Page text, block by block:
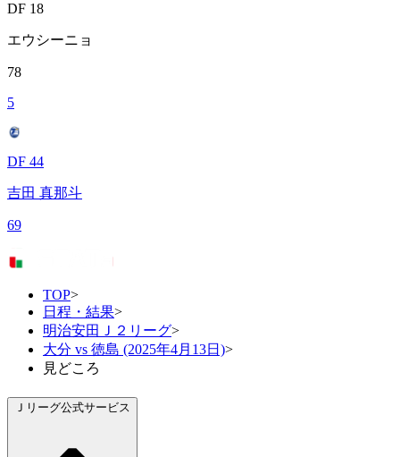
DF 18
エウシーニョ
78
5
DF 44
吉田 真那斗
69
TOP>
日程・結果>
明治安田Ｊ２リーグ>
大分 vs 徳島 (2025年4月13日)>
見どころ
Ｊリーグ公式サービス